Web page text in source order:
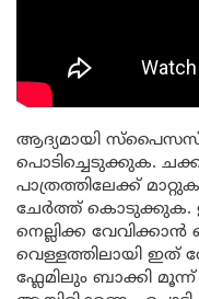
ആദ്യമായി സ്‌പൈസസ്
പൊടിച്ചെടുക്കുക.
പാത്രത്തിലേക്ക്
ചേർത്ത് കൊടുക്കുക.
നെല്ലിക്ക
വെള്ളത്തിലായി ഇത്
ഫ്ലേമിലും ബാക്കി